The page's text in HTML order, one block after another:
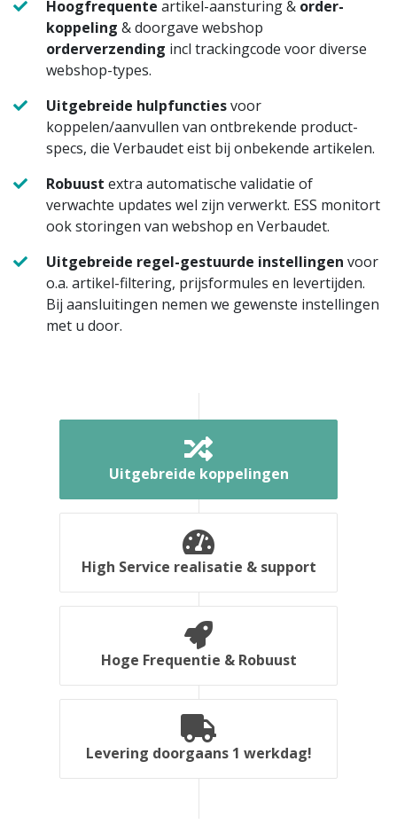
Hoogfrequente artikel-aansturing & order-
koppeling & doorgave webshop
orderverzending incl trackingcode voor diverse
webshop-types.
Uitgebreide hulpfunctiesvoor
koppelen/aanvullen van ontbrekende product-
specs, die Verbaudet eist bij onbekende artikelen.
Robuust extra automatische validatie of
verwachte updates wel zijn verwerkt. ESS monitort
ook storingen van webshop en Verbaudet.
Uitgebreide regel-gestuurde instellingen voor
o.a. artikel-filtering, prijsformules en levertijden.
Bij aansluitingen nemen we gewenste instellingen
met u door.
Uitgebreide koppelingen
High Service realisatie & support
Hoge Frequentie & Robuust
Levering doorgaans 1 werkdag!